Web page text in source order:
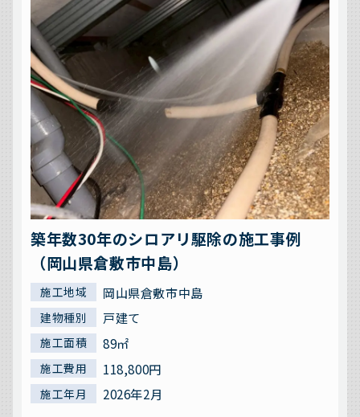
築年数30年のシロアリ駆除の施工事例
（岡山県倉敷市中島）
施工地域 岡山県倉敷市中島
建物種別 戸建て
施工面積 89㎡
施工費用 118,800円
施工年月
2026年2月